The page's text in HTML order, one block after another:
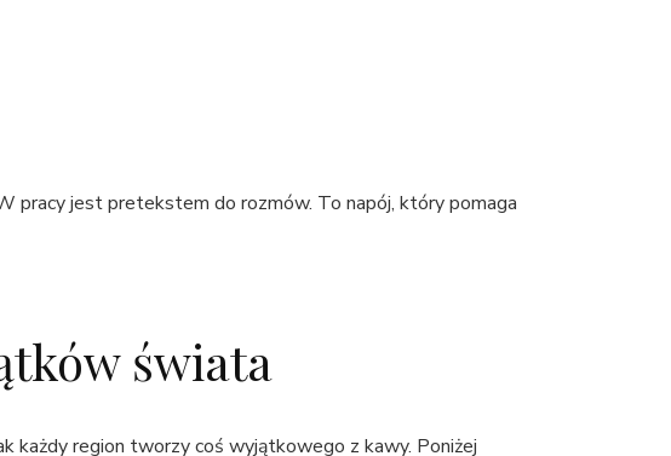
pracy jest pretekstem do rozmów. To napój, który pomaga
świata
każdy region tworzy coś wyjątkowego z kawy. Poniżej